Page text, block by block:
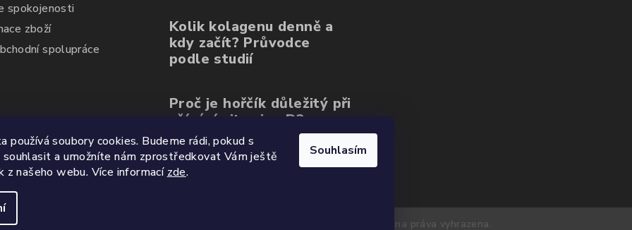
používá soubory cookies. Budeme rádi, pokud s
a umožníte nám zprostředkovat Vám ještě
z našeho webu. Více informací zde.
Souhlasím
spokojenosti
zboží
spolupráce
Kolik kolagenu denně a
kdy začít? Průvodce
podle studií
Proč je hořčík důležitý při
užívání vitaminu D3
. Všechna práva vyhrazena.